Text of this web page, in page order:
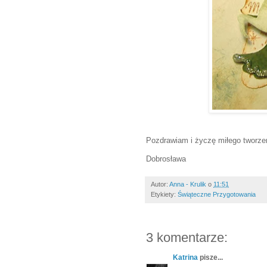
Pozdrawiam i życzę miłego
Dobrosława
Autor: Anna - Krulik o 11:51
Etykiety: Świąteczne Przygotowania
3 komentarze:
Katrina pisze...